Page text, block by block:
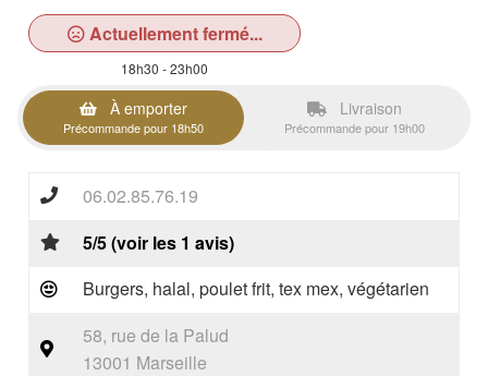
Actuellement fermé...
18h30 - 23h00
À emporter
Précommande pour 18h50
Livraison
Précommande pour 19h00
06.02.85.76.19
5/5 (voir les 1 avis)
Burgers, halal, poulet frit, tex mex, végétarien
58, rue de la Palud
13001 Marseille